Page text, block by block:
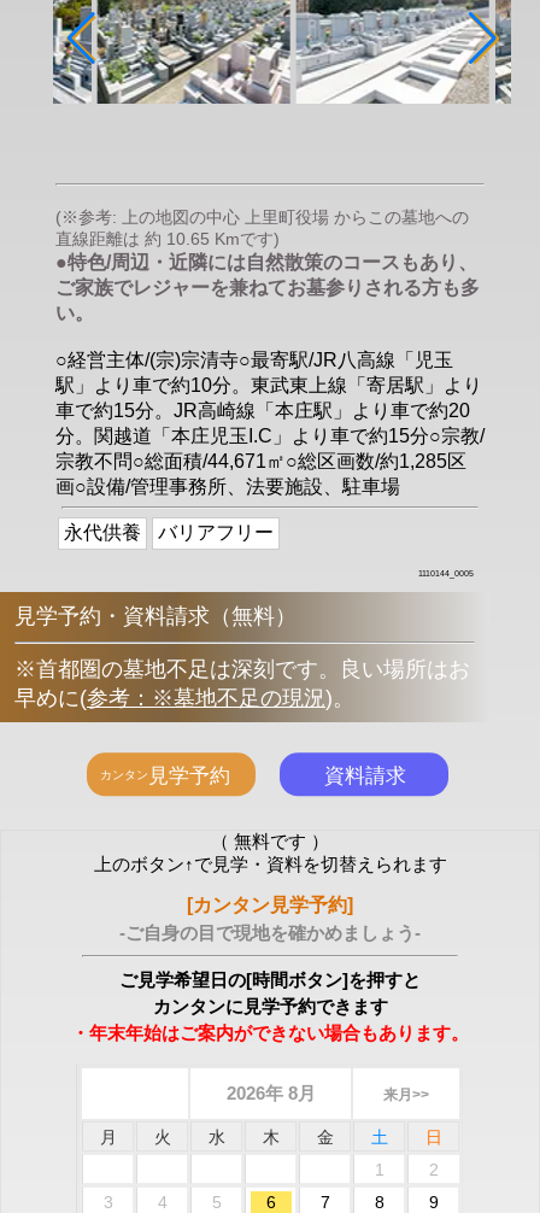
(※参考: 上の地図の中心 上里町役場 からこの墓地への
直線距離は 約 10.65 Kmです)
●特色/周辺・近隣には自然散策のコースもあり、
ご家族でレジャーを兼ねてお墓参りされる方も多
い。
○経営主体/(宗)宗清寺○最寄駅/JR八高線「児玉
駅」より車で約10分。東武東上線「寄居駅」より
車で約15分。JR高崎線「本庄駅」より車で約20
分。関越道「本庄児玉I.C」より車で約15分○宗教/
宗教不問○総面積/44,671㎡○総区画数/約1,285区
画○設備/管理事務所、法要施設、駐車場
永代供養 バリアフリー
1110144_0005
見学予約・資料請求（無料）
※首都圏の墓地不足は深刻です。良い場所はお
早めに(参考：※墓地不足の現況)。
（ 無料です ）
上のボタン↑で見学・資料を切替えられます
[カンタン見学予約]
-ご自身の目で現地を確かめましょう-
ご見学希望日の[時間ボタン]を押すと
カンタンに見学予約できます
・年末年始はご案内ができない場合もあります。
2026年 8月 来月>>
月 火 水 木 金 土
日
1
2
3
4 5 6 7 8 9